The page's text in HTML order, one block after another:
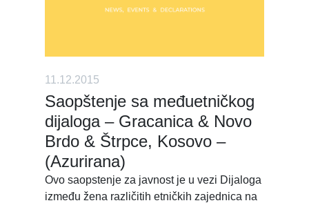
11.12.2015
Saopštenje sa međuetničkog
dijaloga – Gracanica & Novo
Brdo & Štrpce, Kosovo –
(Azurirana)
Ovo saopstenje za javnost je u vezi Dijaloga
između žena različitih etničkih zajednica na